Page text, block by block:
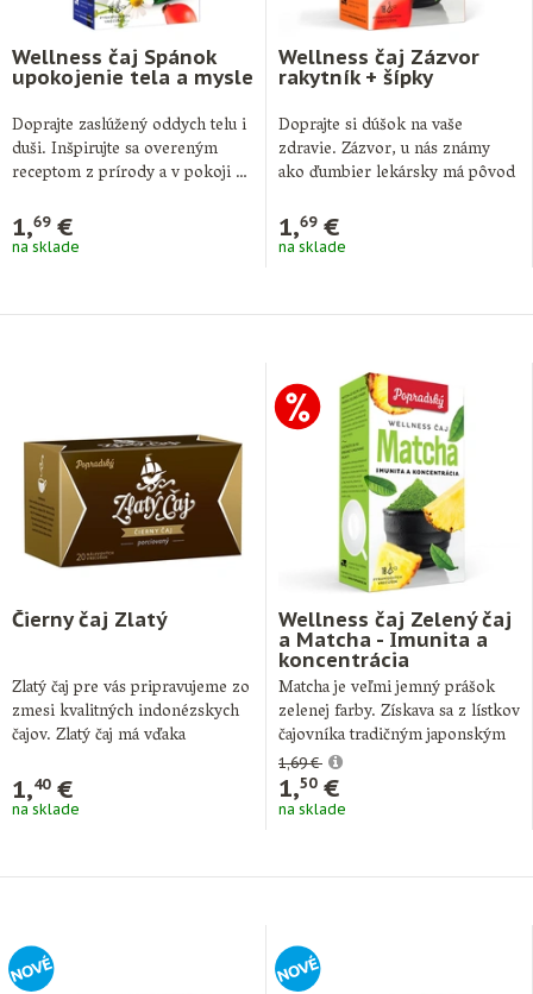
Wellness čaj Spánok
upokojenie tela a mysle
Doprajte zaslúžený oddych telu i
duši. Inšpirujte sa overeným
receptom z prírody a v pokoji …
1,69€
na sklade
Wellness čaj Zázvor
rakytník + šípky
Doprajte si dúšok na vaše
zdravie. Zázvor, u nás známy
ako ďumbier lekársky má pôvod
1,69€
na sklade
Čierny čaj Zlatý
Zlatý čaj pre vás pripravujeme zo
zmesi kvalitných indonézskych
čajov. Zlatý čaj má vďaka
1,40€
na sklade
Wellness čaj Zelený čaj
a Matcha - Imunita a
koncentrácia
Matcha je veľmi jemný prášok
zelenej farby. Získava sa z lístkov
čajovníka tradičným japonským
spôsobom …
1,69 €
1,50€
na sklade